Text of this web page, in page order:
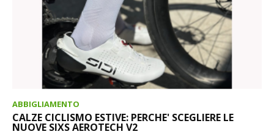
ABBIGLIAMENTO
CALZE CICLISMO ESTIVE: PERCHE' SCEGLIERE LE
NUOVE SIXS AEROTECH V2